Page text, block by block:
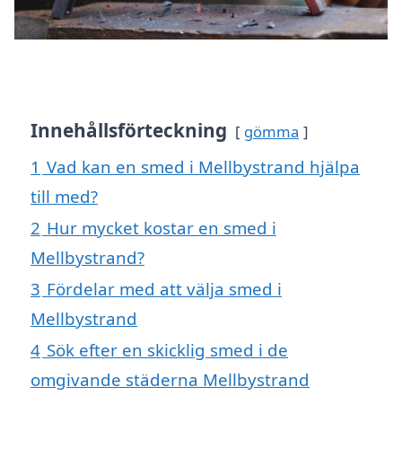
Innehållsförteckning gömma
1 Vad kan en smed i Mellbystrand hjälpa
till med?
2 Hur mycket kostar en smed i
Mellbystrand?
3 Fördelar med att välja smed i
Mellbystrand
4 Sök efter en skicklig smed i de
omgivande städerna Mellbystrand